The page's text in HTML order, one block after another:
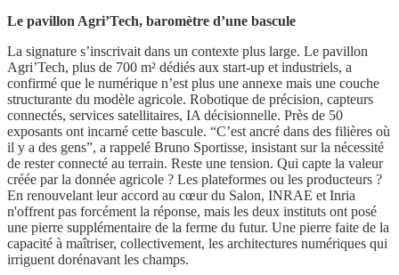
Le pavillon Agri’Tech, baromètre d’une bascule
La signature s’inscrivait dans un contexte plus large. Le pavillon
Agri’Tech, plus de 700 m² dédiés aux start-up et industriels, a
confirmé que le numérique n’est plus une annexe mais une couche
structurante du modèle agricole. Robotique de précision, capteurs
connectés, services satellitaires, IA décisionnelle. Près de 50
exposants ont incarné cette bascule. “C’est ancré dans des filières où
il y a des gens”, a rappelé Bruno Sportisse, insistant sur la nécessité
de rester connecté au terrain. Reste une tension. Qui capte la valeur
créée par la donnée agricole ? Les plateformes ou les producteurs ?
En renouvelant leur accord au cœur du Salon, INRAE et Inria
n'offrent pas forcément la réponse, mais les deux instituts ont posé
une pierre supplémentaire de la ferme du futur. Une pierre faite de la
capacité à maîtriser, collectivement, les architectures numériques qui
irriguent dorénavant les champs.